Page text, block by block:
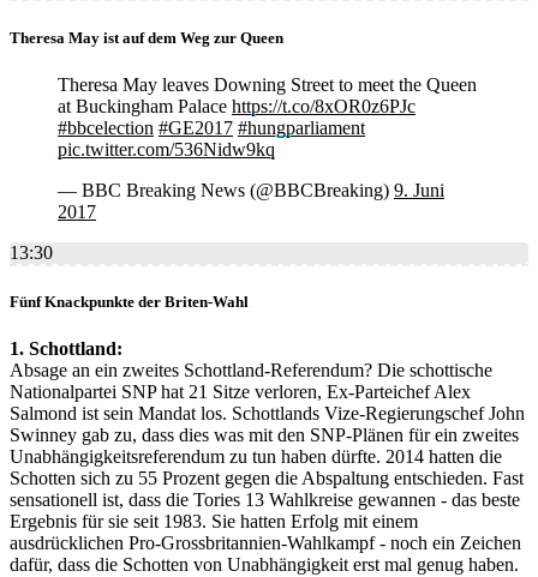
Theresa May ist auf dem Weg zur Queen
Theresa May leaves Downing Street to meet the Queen
at Buckingham Palace https://t.co/8xOR0z6PJc
#bbcelection #GE2017 #hungparliament
pic.twitter.com/536Nidw9kq
— BBC Breaking News (@BBCBreaking) 9. Juni
2017
13:30
Fünf Knackpunkte der Briten-Wahl
1. Schottland:
Absage an ein zweites Schottland-Referendum? Die schottische
Nationalpartei SNP hat 21 Sitze verloren, Ex-Parteichef Alex
Salmond ist sein Mandat los. Schottlands Vize-Regierungschef John
Swinney gab zu, dass dies was mit den SNP-Plänen für ein zweites
Unabhängigkeitsreferendum zu tun haben dürfte. 2014 hatten die
Schotten sich zu 55 Prozent gegen die Abspaltung entschieden. Fast
sensationell ist, dass die Tories 13 Wahlkreise gewannen - das beste
Ergebnis für sie seit 1983. Sie hatten Erfolg mit einem
ausdrücklichen Pro-Grossbritannien-Wahlkampf - noch ein Zeichen
dafür, dass die Schotten von Unabhängigkeit erst mal genug haben.